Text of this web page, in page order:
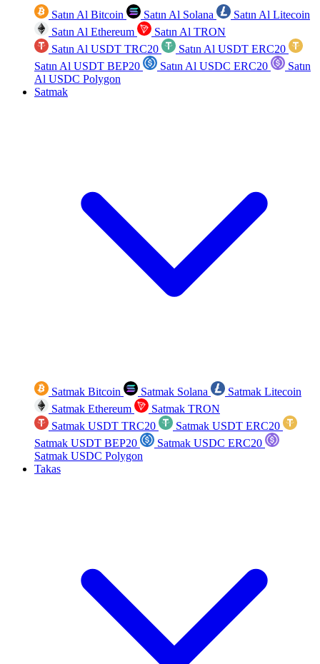
Satın Al Bitcoin Satın Al Solana
Satın Al Litecoin
Satın Al Ethereum
Satın Al TRON
Satın Al USDT TRC20
Satın Al USDT ERC20
Satın Al USDT BEP20
Satın Al USDC ERC20
Satın
Al USDC Polygon
Satmak
Satmak Bitcoin Satmak Solana
Satmak Litecoin
Satmak Ethereum
Satmak TRON
Satmak USDT TRC20
Satmak USDT ERC20
Satmak USDT BEP20
Satmak USDC ERC20
Satmak USDC Polygon
Takas